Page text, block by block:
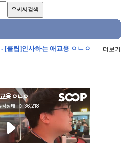
[클립]인사하는 애교용 ㅇㄴㅇ 더보기